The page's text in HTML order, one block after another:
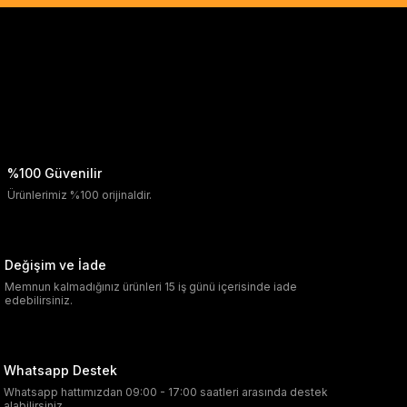
%100 Güvenilir
Ürünlerimiz %100 orijinaldir.
Değişim ve İade
Memnun kalmadığınız ürünleri 15 iş günü içerisinde iade
edebilirsiniz.
Whatsapp Destek
Whatsapp hattımızdan 09:00 - 17:00 saatleri arasında destek